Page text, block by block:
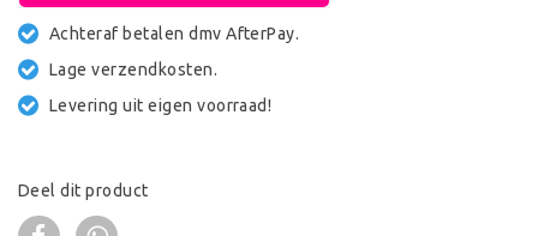
Achteraf betalen dmv AfterPay.
Lage verzendkosten.
Levering uit eigen voorraad!
Deel dit product